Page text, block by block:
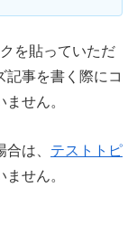
を貼っていただ
記事を書く際にコ
せん。
は、 テストトピ
せん。